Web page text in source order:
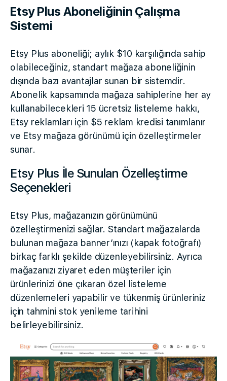
Etsy Plus Aboneliğinin Çalışma
Sistemi
Etsy Plus aboneliği; aylık $10 karşılığında sahip
olabileceğiniz, standart mağaza aboneliğinin
dışında bazı avantajlar sunan bir sistemdir.
Abonelik kapsamında mağaza sahiplerine her ay
kullanabilecekleri 15 ücretsiz listeleme hakkı,
Etsy reklamları için $5 reklam kredisi tanımlanır
ve Etsy mağaza görünümü için özelleştirmeler
sunar.
Etsy Plus İle Sunulan Özelleştirme
Seçenekleri
Etsy Plus, mağazanızın görünümünü
özelleştirmenizi sağlar. Standart mağazalarda
bulunan mağaza banner’ınızı (kapak fotoğrafı)
birkaç farklı şekilde düzenleyebilirsiniz. Ayrıca
mağazanızı ziyaret eden müşteriler için
ürünlerinizi öne çıkaran özel listeleme
düzenlemeleri yapabilir ve tükenmiş ürünleriniz
için tahmini stok yenileme tarihini
belirleyebilirsiniz.